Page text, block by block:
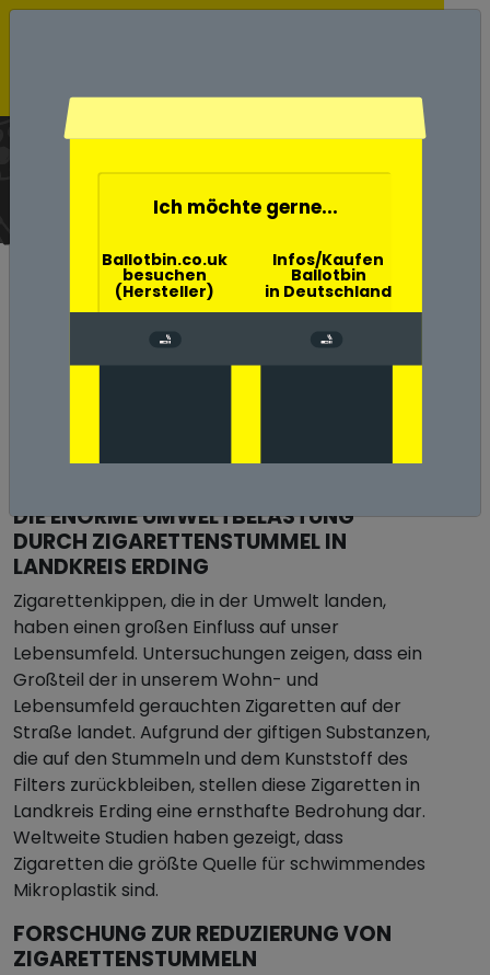
Umwelt-, Natur- und
Klimaschutz in Erding
DIE ENORME UMWELTBELASTUNG
DURCH ZIGARETTENSTUMMEL IN
LANDKREIS ERDING
Zigarettenkippen, die in der Umwelt landen,
haben einen großen Einfluss auf unser
Lebensumfeld. Untersuchungen zeigen, dass ein
Großteil der in unserem Wohn- und
Lebensumfeld gerauchten Zigaretten auf der
Straße landet. Aufgrund der giftigen Substanzen,
die auf den Stummeln und dem Kunststoff des
Filters zurückbleiben, stellen diese Zigaretten in
Landkreis Erding eine ernsthafte Bedrohung dar.
Weltweite Studien haben gezeigt, dass
Zigaretten die größte Quelle für schwimmendes
Mikroplastik sind.
FORSCHUNG ZUR REDUZIERUNG VON
ZIGARETTENSTUMMELN
Ich möchte gerne...
Ballotbin.co.uk
besuchen
(Hersteller)
Infos/Kaufen
Ballotbin
in Deutschland